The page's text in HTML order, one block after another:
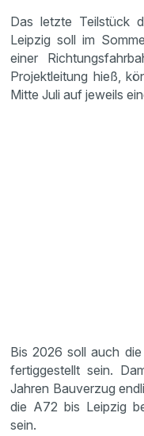
Das letzte Teilstück
Leipzig soll im
einer
Projektleitung hieß,
Mitte Juli auf jeweils
Bis 2026 soll auch
fertiggestellt sein.
Jahren Bauverzug
die A72 bis Leipzig
sein.